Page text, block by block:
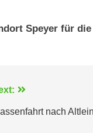
Speyer für
nach